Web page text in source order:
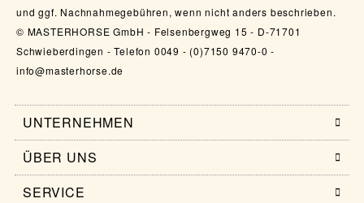
und ggf. Nachnahmegebühren, wenn nicht anders beschrieben.
© MASTERHORSE GmbH - Felsenbergweg 15 - D-71701
Schwieberdingen - Telefon 0049 - (0)7150 9470-0 -
info@masterhorse.de
UNTERNEHMEN
ÜBER UNS
SERVICE